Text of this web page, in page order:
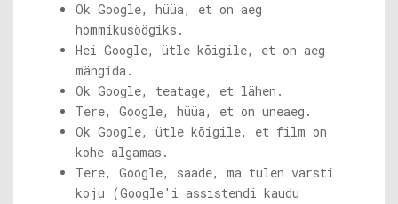
Ok Google, hüüa, et on aeg
hommikusöögiks.
Hei Google, ütle kõigile, et on aeg
mängida.
Ok Google, teatage, et lähen.
Tere, Google, hüüa, et on uneaeg.
Ok Google, ütle kõigile, et film on
kohe algamas.
Tere, Google, saade, ma tulen varsti
koju (Google'i assistendi kaudu